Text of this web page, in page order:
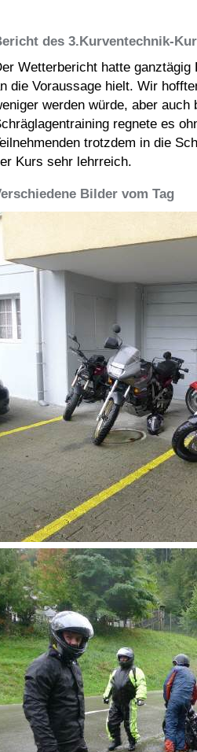
des 3.Kurventechnik-
Wetterbericht hatte
die Voraussage hielt. Wir
werden würde, aber
regnete es
trotzdem in die
Kurs sehr lehrreich.
Bilder vom Tag